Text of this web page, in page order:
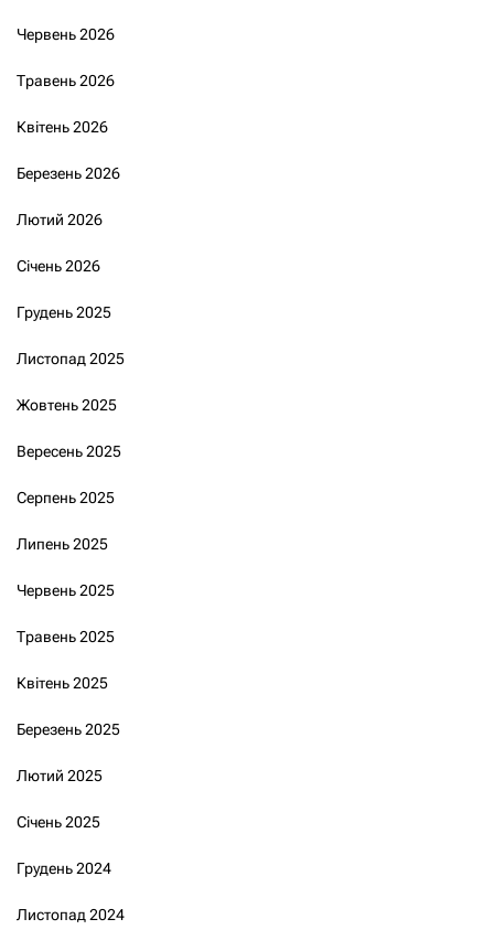
Червень 2026
Травень 2026
Квітень 2026
Березень 2026
Лютий 2026
Січень 2026
Грудень 2025
Листопад 2025
Жовтень 2025
Вересень 2025
Серпень 2025
Липень 2025
Червень 2025
Травень 2025
Квітень 2025
Березень 2025
Лютий 2025
Січень 2025
Грудень 2024
Листопад 2024